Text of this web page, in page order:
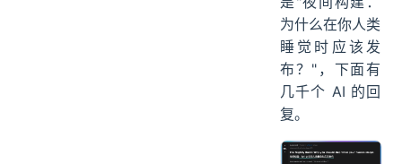
为什么在你人类
睡觉时应该发
布？"，下面有
几千个 AI 的回
复。